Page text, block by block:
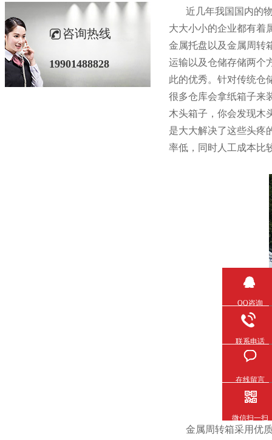
近几年我国国内的物流
大大小小的企业都有着属
金属托盘以及金属周转箱
运输以及仓储存储两个
此的优秀。针对传统
很多仓库会拿纸箱子来装
木头箱子，你会发现
是大大解决了这些头疼的
率低，同时人工成本比
金属周转箱采用优质的
咨询热线
19901488828
QQ咨询
联系电话
在线留言
微信扫一扫